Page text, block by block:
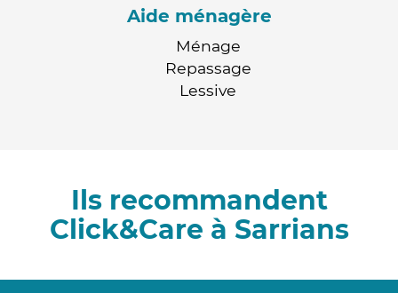
Aide ménagère
Ménage
Repassage
Lessive
Ils recommandent
Click&Care à Sarrians